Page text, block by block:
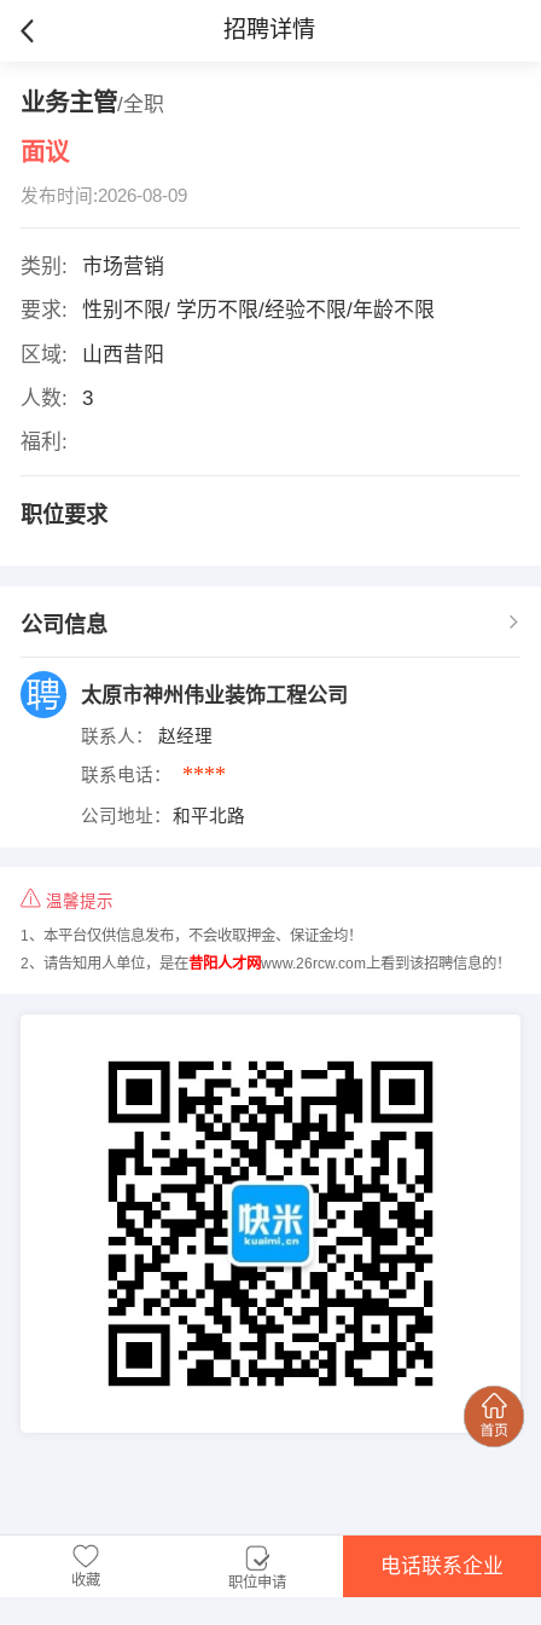
招聘详情
业务主管/全职
面议
发布时间:2026-08-09
类别:
市场营销
要求:
性别不限/ 学历不限/经验不限/年龄不限
区域:
山西昔阳
人数:
3
福利:
职位要求
公司信息
太原市神州伟业装饰工程公司
联系人： 赵经理
联系电话： ****
公司地址： 和平北路
温馨提示
1、本平台仅供信息发布，不会收取押金、保证金均！
2、请告知用人单位，是在昔阳人才网www.26rcw.com上看到该招聘信息的！
收藏 职位申请
电话联系企业